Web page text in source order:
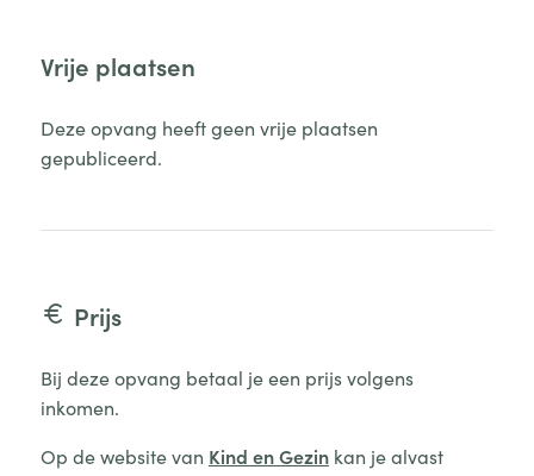
Vrije plaatsen
Deze opvang heeft geen vrije plaatsen
gepubliceerd.
Prijs
Bij deze opvang betaal je een prijs volgens
inkomen.
Op de website van Kind en Gezinkan je alvast